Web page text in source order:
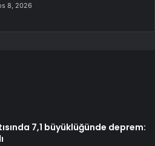
8, 2026
7,1 büyüklüğünde deprem: